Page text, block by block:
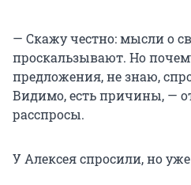
— Скажу честно: мысли о
проскальзывают. Но
предложения, не знаю,
Видимо, есть причины, —
расспросы.
У Алексея спросили, но